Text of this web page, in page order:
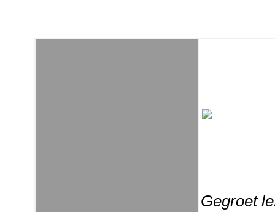
Gegroet